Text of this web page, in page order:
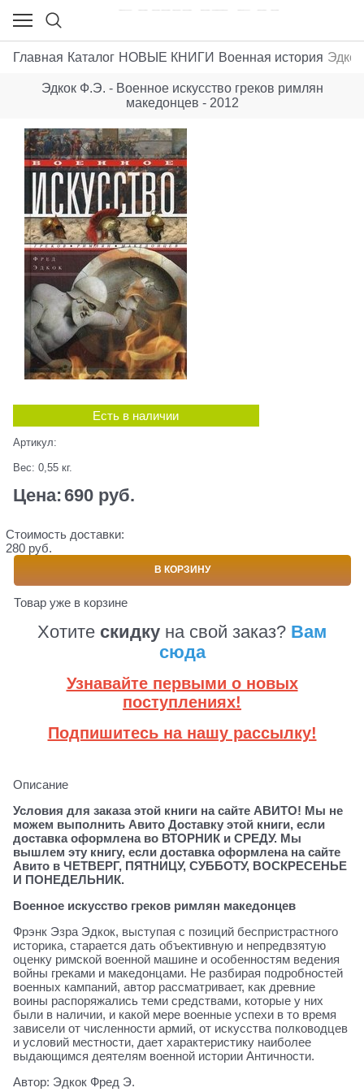
Главная Каталог НОВЫЕ КНИГИ Военная история
Эдкок Ф.Э. - Военное искусство греков римлян
македонцев - 2012
Есть в наличии
Артикул:
Вес: 0,55 кг.
Цена:690 руб.
Стоимость доставки:
280 руб.
В КОРЗИНУ
Товар уже в корзине
Хотите скидку на свой заказ? Вам
сюда
Узнавайте первыми о новых
поступлениях!
Подпишитесь на нашу рассылку!
Описание
Условия для заказа этой книги на сайте АВИТО! Мы не
можем выполнить Авито Доставку этой книги, если
доставка оформлена во ВТОРНИК и СРЕДУ. Мы
вышлем эту книгу, если доставка оформлена на сайте
Авито в ЧЕТВЕРГ, ПЯТНИЦУ, СУББОТУ, ВОСКРЕСЕНЬЕ
И ПОНЕДЕЛЬНИК.
Военное искусство греков римлян македонцев
Фрэнк Эзра Эдкок, выступая с позиций беспристрастного
историка, старается дать объективную и непредвзятую
оценку римской военной машине и особенностям ведения
войны греками и македонцами. Не разбирая подробностей
военных кампаний, автор рассматривает, как древние
воины распоряжались теми средствами, которые у них
были в наличии, и какой мере военные успехи в то время
зависели от численности армий, от искусства полководцев
и условий местности, дает характеристику наиболее
выдающимся деятелям военной истории Античности.
Автор: Эдкок Фред Э.